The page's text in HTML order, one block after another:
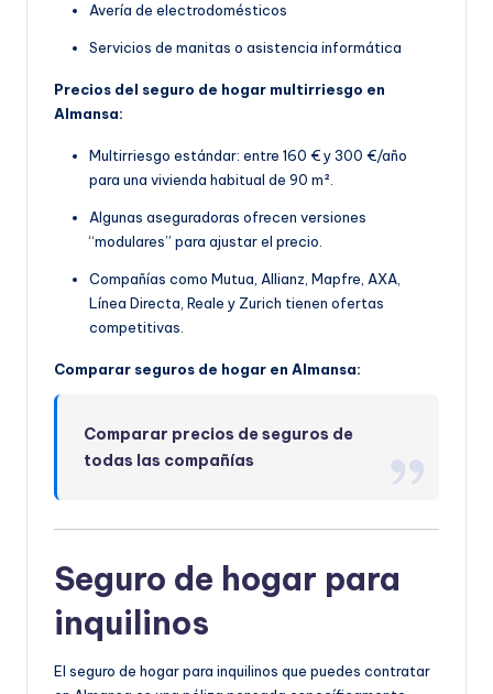
Avería de electrodomésticos
Servicios de manitas o asistencia informática
Precios del seguro de hogar multirriesgo en
Almansa:
Multirriesgo estándar: entre 160 € y 300 €/año
para una vivienda habitual de 90 m².
Algunas aseguradoras ofrecen versiones
“modulares” para ajustar el precio.
Compañías como Mutua, Allianz, Mapfre, AXA,
Línea Directa, Reale y Zurich tienen ofertas
competitivas.
Comparar seguros de hogar en Almansa:
Comparar precios de seguros de
todas las compañías
Seguro de hogar para
inquilinos
El seguro de hogar para inquilinos que puedes contratar